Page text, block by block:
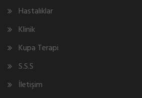
Hastalıklar
Klinik
Kupa Terapi
S.S.S
İletişim